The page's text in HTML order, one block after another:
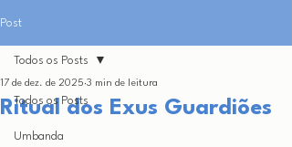
Post
Todos os Posts
Umbanda
Todos os Posts
Ritual dos Exus Guardiões
17 de dez. de 2025 3 min de leitura